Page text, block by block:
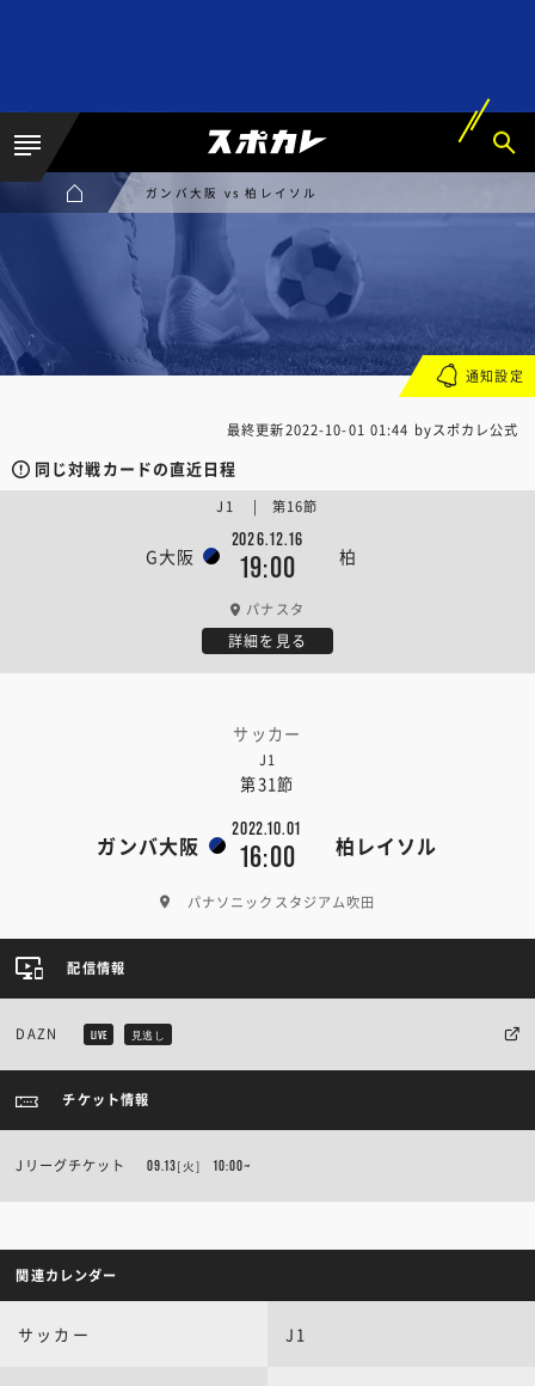
ガンバ大阪 vs 柏レイソル
最終更新2022-10-01 01:44 byスポカレ公式
同じ対戦カードの直近日程
G大阪
2026.12.16
19:00 柏
J1 | 第16節
パナスタ
詳細を見る
サッカー
J1
第31節
ガンバ大阪
2022.10.01
16:00 柏レイソル
パナソニックスタジアム吹田
通知設定
配信情報
DAZN LIVE 見逃し
チケット情報
Jリーグチケット 09.13[火] 10:00~
関連カレンダー
サッカー J1